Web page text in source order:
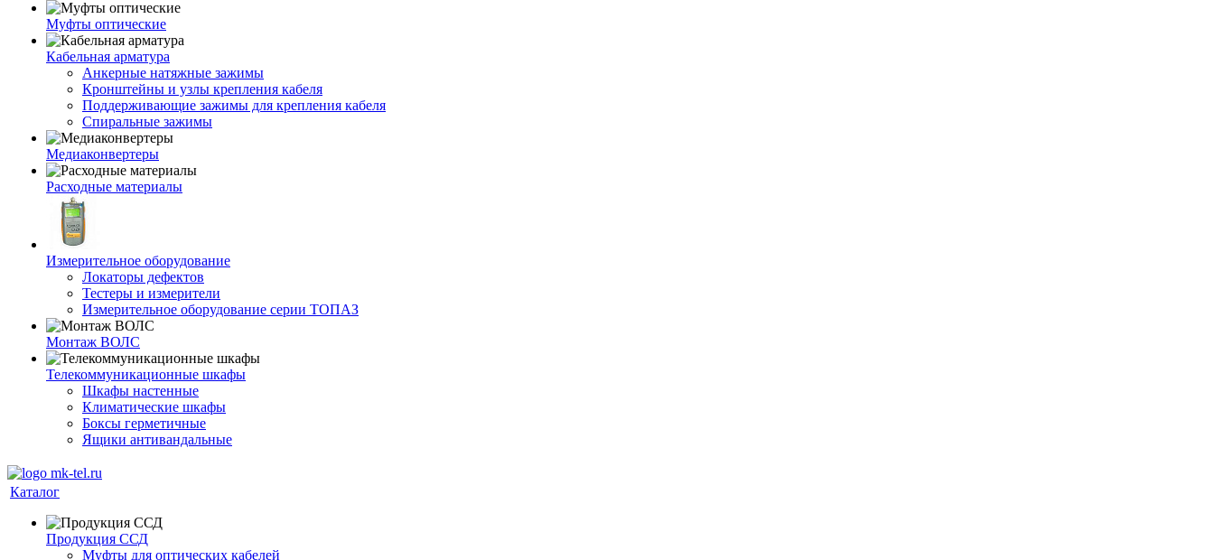
Муфты оптические
Кабельная арматура
Анкерные натяжные зажимы
Кронштейны и узлы крепления кабеля
Поддерживающие зажимы для крепления кабеля
Спиральные зажимы
Медиаконвертеры
Расходные материалы
Измерительное оборудование
Локаторы дефектов
Тестеры и измерители
Измерительное оборудование серии ТОПАЗ
Монтаж ВОЛС
Телекоммуникационные шкафы
Шкафы настенные
Климатические шкафы
Боксы герметичные
Ящики антивандальные
Каталог
Продукция ССД
Муфты для оптических кабелей